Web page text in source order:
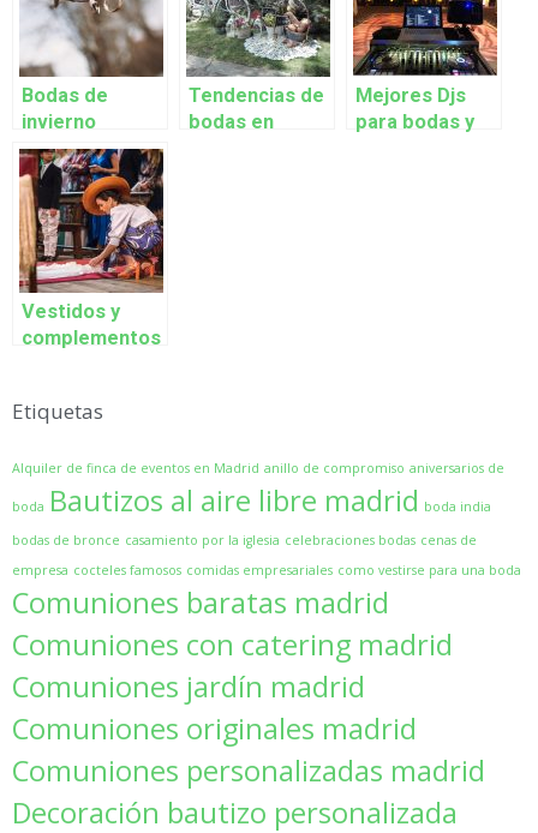
Bodas de
invierno
Tendencias de
bodas en
Mejores Djs
para bodas y
Vestidos y
complementos
Etiquetas
Alquiler de finca de eventos en Madrid anillo de compromiso aniversarios de
boda Bautizos al aire libre madrid boda india
bodas de bronce casamiento por la iglesia celebraciones bodas cenas de
empresa cocteles famosos comidas empresariales como vestirse para una boda
Comuniones baratas madrid
Comuniones con catering madrid
Comuniones jardín madrid
Comuniones originales madrid
Comuniones personalizadas madrid
Decoración bautizo personalizada